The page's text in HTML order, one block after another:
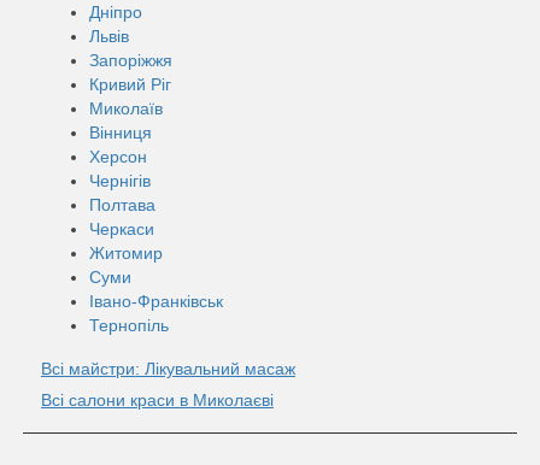
Дніпро
Львів
Запоріжжя
Кривий Ріг
Миколаїв
Вінниця
Херсон
Чернігів
Полтава
Черкаси
Житомир
Суми
Івано-Франківськ
Тернопіль
Всі майстри: Лікувальний масаж
Всі салони краси в Миколаєві